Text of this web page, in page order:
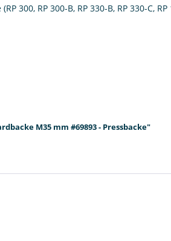
300, RP 300-B, RP 330-B, RP 330-C,
M35 mm #69893 - Pressbacke"